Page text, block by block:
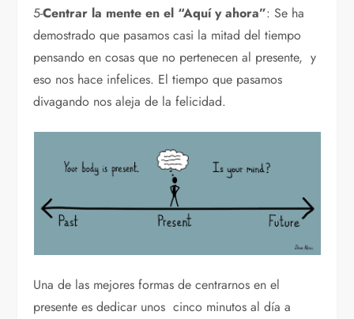
5-Centrar la mente en el “Aquí y ahora”: Se ha
demostrado que pasamos casi la mitad del tiempo
pensando en cosas que no pertenecen al presente, y
eso nos hace infelices. El tiempo que pasamos
divagando nos aleja de la felicidad.
Una de las mejores formas de centrarnos en el
presente es dedicar unos cinco minutos al día a